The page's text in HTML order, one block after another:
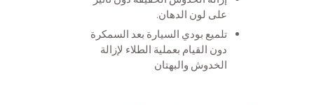
على لون الدهان.
تلميع بودي السيارة بعد السمكرة
دون القيام بعملية الطلاء لإزالة
الخدوش والبهتان